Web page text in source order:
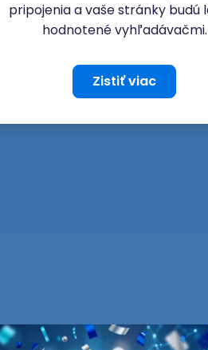
pripojenia a vaše stránky budú
hodnotené vyhľadávačmi.
Zistiť viac